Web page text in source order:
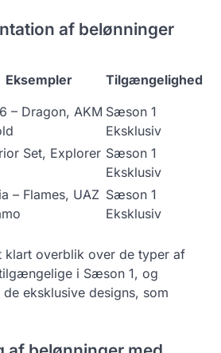
af belønninger
Eksempler Tilgængelighed
– Dragon, AKM Sæson 1
Eksklusiv
Set, Explorer Sæson 1
Eksklusiv
– Flames, UAZ Sæson 1
Eksklusiv
klart overblik over de typer af
i Sæson 1, og
eksklusive designs, som